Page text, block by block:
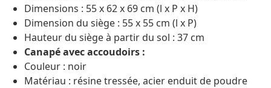
Dimensions : 55 x 62 x 69 cm (l x P x H)
Dimension du siège : 55 x 55 cm (l x P)
Hauteur du siège à partir du sol : 37 cm
Canapé avec accoudoirs :
Couleur : noir
Matériau : résine tressée, acier enduit de poudre